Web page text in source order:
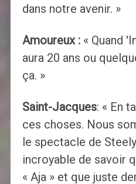
dans notre avenir. »
Amoureux :« Quand
aura 20 ans ou
ça. »
Saint-Jacques: « En
ces choses. Nous
le spectacle de
incroyable de savoir
« Aja » et que juste